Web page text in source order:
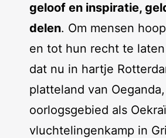
geloof en inspiratie,
delen. Om mensen
en tot hun recht te
dat nu in hartje
platteland van
oorlogsgebied als
vluchtelingenkamp in